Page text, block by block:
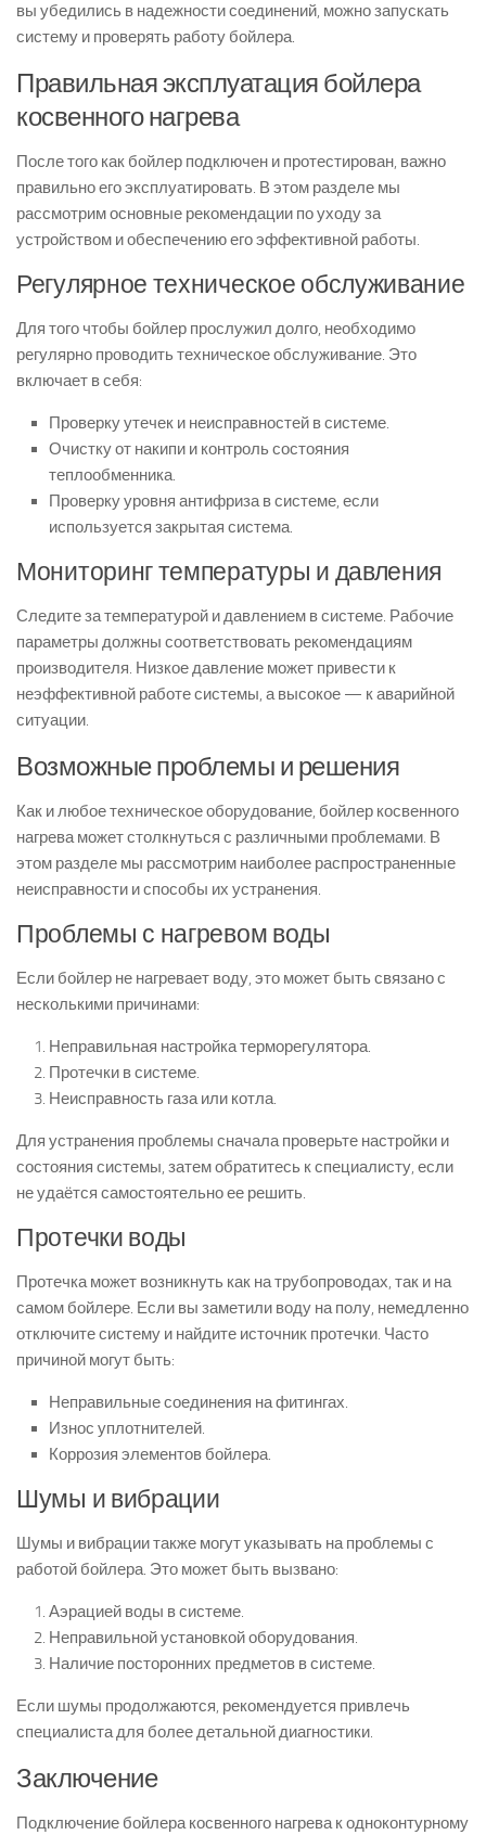
вы убедились в надежности соединений, можно запускать
систему и проверять работу бойлера.
Правильная эксплуатация бойлера
косвенного нагрева
После того как бойлер подключен и протестирован, важно
правильно его эксплуатировать. В этом разделе мы
рассмотрим основные рекомендации по уходу за
устройством и обеспечению его эффективной работы.
Регулярное техническое обслуживание
Для того чтобы бойлер прослужил долго, необходимо
регулярно проводить техническое обслуживание. Это
включает в себя:
Проверку утечек и неисправностей в системе.
Очистку от накипи и контроль состояния
теплообменника.
Проверку уровня антифриза в системе, если
используется закрытая система.
Мониторинг температуры и давления
Следите за температурой и давлением в системе. Рабочие
параметры должны соответствовать рекомендациям
производителя. Низкое давление может привести к
неэффективной работе системы, а высокое — к аварийной
ситуации.
Возможные проблемы и решения
Как и любое техническое оборудование, бойлер косвенного
нагрева может столкнуться с различными проблемами. В
этом разделе мы рассмотрим наиболее распространенные
неисправности и способы их устранения.
Проблемы с нагревом воды
Если бойлер не нагревает воду, это может быть связано с
несколькими причинами:
Неправильная настройка терморегулятора.
Протечки в системе.
Неисправность газа или котла.
Для устранения проблемы сначала проверьте настройки и
состояния системы, затем обратитесь к специалисту, если
не удаётся самостоятельно ее решить.
Протечки воды
Протечка может возникнуть как на трубопроводах, так и на
самом бойлере. Если вы заметили воду на полу, немедленно
отключите систему и найдите источник протечки. Часто
причиной могут быть:
Неправильные соединения на фитингах.
Износ уплотнителей.
Коррозия элементов бойлера.
Шумы и вибрации
Шумы и вибрации также могут указывать на проблемы с
работой бойлера. Это может быть вызвано:
Аэрацией воды в системе.
Неправильной установкой оборудования.
Наличие посторонних предметов в системе.
Если шумы продолжаются, рекомендуется привлечь
специалиста для более детальной диагностики.
Заключение
Подключение бойлера косвенного нагрева к одноконтурному